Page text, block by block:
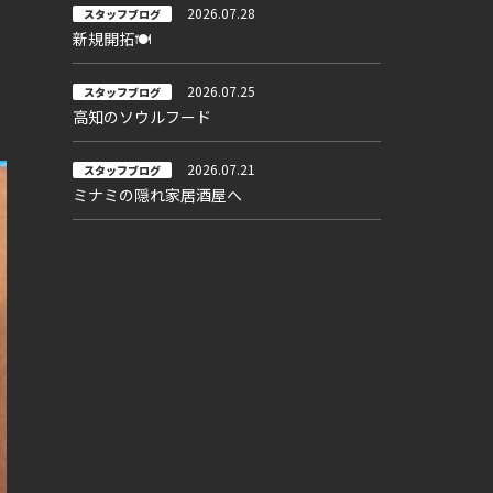
スタッフブログ 2026.07.28
新規開拓🍽
スタッフブログ 2026.07.25
高知のソウルフード
スタッフブログ 2026.07.21
ミナミの隠れ家居酒屋へ